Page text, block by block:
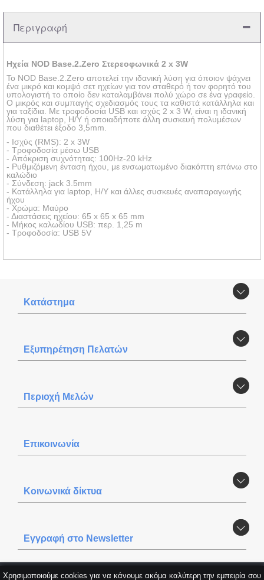
Χρησιμοποιούμε cookies για να κάνουμε ακόμα καλύτερη την εμπειρία σου
Περιγραφή
Ηχεία NOD Base.2.Zero Στερεοφωνικά 2 x 3W
Το NOD Base.2.Zero αποτελεί την ιδανική λύση για όποιον ψάχνει
ένα μικρό και κομψό σετ ηχείων για τον σταθερό ή τον φορητό του
υπολογιστή το οποίο δεν καταλαμβάνει πολύ χώρο σε ένα γραφείο.
Ο μικρός και συμπαγής σχεδιασμός τους τα καθιστά κατάλληλα και
για ταξίδια. Με τροφοδοσία USB και ισχύς 2 x 3 W, είναι η ιδανική
λύση για laptop, Η/Υ ή οποιαδήποτε άλλη συσκευή πολυμέσων
που διαθέτει έξοδο 3,5mm.
- Ισχύς (RMS): 2 x 3W
- Τροφοδοσία μέσω USB
- Απόκριση συχνότητας: 100Hz-20 kHz
- Ρυθμιζόμενη ένταση ήχου, με ενσωματωμένο διακόπτη επάνω στο
καλώδιο
- Σύνδεση: jack 3.5mm
- Κατάλληλα για laptop, H/Y και άλλες συσκευές αναπαραγωγής
ήχου
- Χρώμα: Μαύρο
- Διαστάσεις ηχείου: 65 x 65 x 65 mm
- Μήκος καλωδίου USB: περ. 1,25 m
- Τροφοδοσία: USB 5V
Κατάστημα
Εξυπηρέτηση Πελατών
Περιοχή Mελών
Επικοινωνία
Κοινωνικά δίκτυα
Εγγραφή στο Newsletter